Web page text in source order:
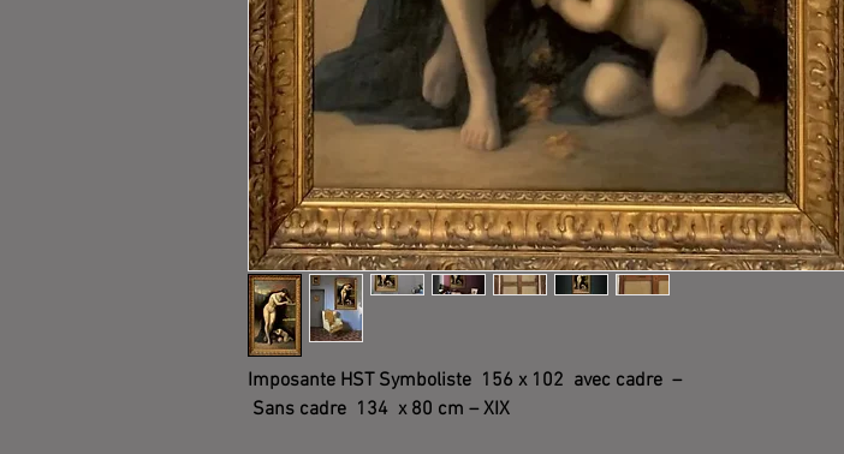
Imposante HST Symboliste 156 x 102 avec cadre –
Sans cadre 134 x 80 cm – XIX